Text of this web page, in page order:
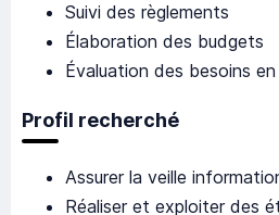
Suivi des règlements
Élaboration des budgets
Évaluation des besoins
Profil recherché
Assurer la veille
Réaliser et exploiter des